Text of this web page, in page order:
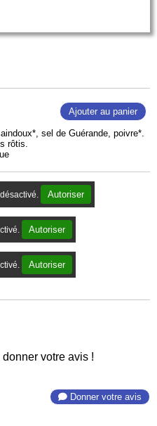
Ajouter au panier
sel de Guérande, poivre*.
rôtis.
Autoriser
Autoriser
Autoriser
votre avis !
Donner votre avis